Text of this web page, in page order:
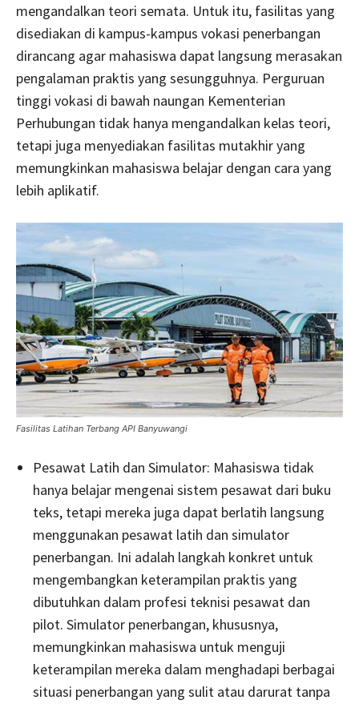
mengandalkan teori semata. Untuk itu, fasilitas yang
disediakan di kampus-kampus vokasi penerbangan
dirancang agar mahasiswa dapat langsung merasakan
pengalaman praktis yang sesungguhnya. Perguruan
tinggi vokasi di bawah naungan Kementerian
Perhubungan tidak hanya mengandalkan kelas teori,
tetapi juga menyediakan fasilitas mutakhir yang
memungkinkan mahasiswa belajar dengan cara yang
lebih aplikatif.
Fasilitas Latihan Terbang API Banyuwangi
Pesawat Latih dan Simulator: Mahasiswa tidak
hanya belajar mengenai sistem pesawat dari buku
teks, tetapi mereka juga dapat berlatih langsung
menggunakan pesawat latih dan simulator
penerbangan. Ini adalah langkah konkret untuk
mengembangkan keterampilan praktis yang
dibutuhkan dalam profesi teknisi pesawat dan
pilot. Simulator penerbangan, khususnya,
memungkinkan mahasiswa untuk menguji
keterampilan mereka dalam menghadapi berbagai
situasi penerbangan yang sulit atau darurat tanpa